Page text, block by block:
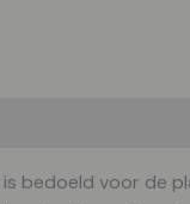
is bedoeld voor de